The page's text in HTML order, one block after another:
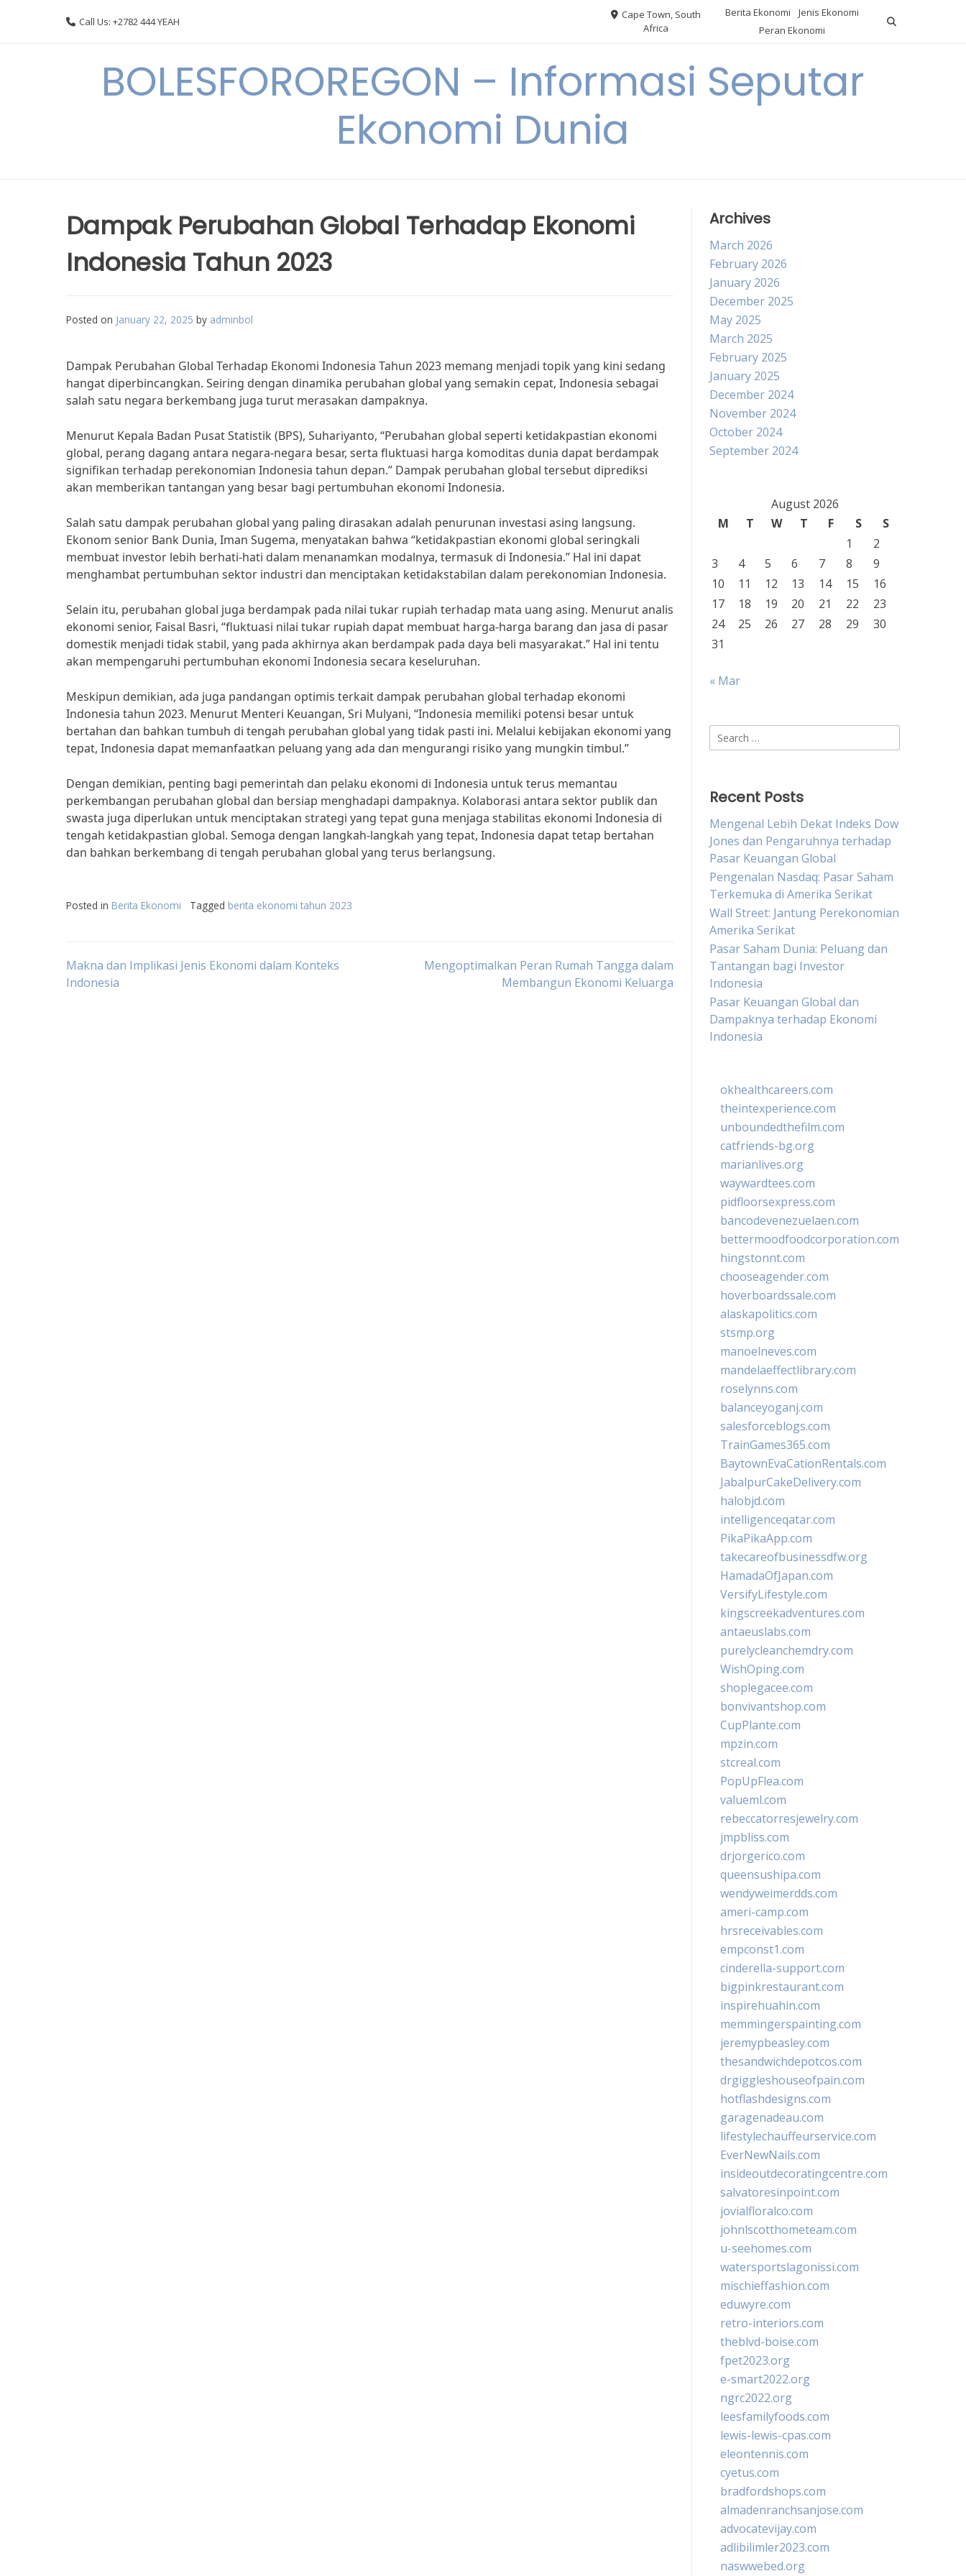
Call Us: +2782 444 YEAH
Cape Town, South
Africa
Berita Ekonomi
Jenis Ekonomi
Peran Ekonomi
BOLESFOROREGON – Informasi Seputar
Ekonomi Dunia
Dampak Perubahan Global Terhadap Ekonomi
Indonesia Tahun 2023
Posted on January 22, 2025 by adminbol
Dampak Perubahan Global Terhadap Ekonomi Indonesia Tahun 2023 memang menjadi topik yang kini sedang
hangat diperbincangkan. Seiring dengan dinamika perubahan global yang semakin cepat, Indonesia sebagai
salah satu negara berkembang juga turut merasakan dampaknya.
Menurut Kepala Badan Pusat Statistik (BPS), Suhariyanto, “Perubahan global seperti ketidakpastian ekonomi
global, perang dagang antara negara-negara besar, serta fluktuasi harga komoditas dunia dapat berdampak
signifikan terhadap perekonomian Indonesia tahun depan.” Dampak perubahan global tersebut diprediksi
akan memberikan tantangan yang besar bagi pertumbuhan ekonomi Indonesia.
Salah satu dampak perubahan global yang paling dirasakan adalah penurunan investasi asing langsung.
Ekonom senior Bank Dunia, Iman Sugema, menyatakan bahwa “ketidakpastian ekonomi global seringkali
membuat investor lebih berhati-hati dalam menanamkan modalnya, termasuk di Indonesia.” Hal ini dapat
menghambat pertumbuhan sektor industri dan menciptakan ketidakstabilan dalam perekonomian Indonesia.
Selain itu, perubahan global juga berdampak pada nilai tukar rupiah terhadap mata uang asing. Menurut analis
ekonomi senior, Faisal Basri, “fluktuasi nilai tukar rupiah dapat membuat harga-harga barang dan jasa di pasar
domestik menjadi tidak stabil, yang pada akhirnya akan berdampak pada daya beli masyarakat.” Hal ini tentu
akan mempengaruhi pertumbuhan ekonomi Indonesia secara keseluruhan.
Meskipun demikian, ada juga pandangan optimis terkait dampak perubahan global terhadap ekonomi
Indonesia tahun 2023. Menurut Menteri Keuangan, Sri Mulyani, “Indonesia memiliki potensi besar untuk
bertahan dan bahkan tumbuh di tengah perubahan global yang tidak pasti ini. Melalui kebijakan ekonomi yang
tepat, Indonesia dapat memanfaatkan peluang yang ada dan mengurangi risiko yang mungkin timbul.”
Dengan demikian, penting bagi pemerintah dan pelaku ekonomi di Indonesia untuk terus memantau
perkembangan perubahan global dan bersiap menghadapi dampaknya. Kolaborasi antara sektor publik dan
swasta juga diperlukan untuk menciptakan strategi yang tepat guna menjaga stabilitas ekonomi Indonesia di
tengah ketidakpastian global. Semoga dengan langkah-langkah yang tepat, Indonesia dapat tetap bertahan
dan bahkan berkembang di tengah perubahan global yang terus berlangsung.
Posted in Berita Ekonomi Tagged berita ekonomi tahun 2023
Post
Makna dan Implikasi Jenis Ekonomi dalam Konteks
Indonesia
Mengoptimalkan Peran Rumah Tangga dalam
Membangun Ekonomi Keluarga
Archives
March 2026
February 2026
January 2026
December 2025
May 2025
March 2025
February 2025
January 2025
December 2024
November 2024
October 2024
September 2024
August 2026
M
T W T F S
S
1
2
3
4 5 6 7 8
9
10
11 12 13 14 15
16
17
18 19 20 21 22
23
24
25 26 27 28 29
30
31
« Mar
Search
for:
Recent Posts
Mengenal Lebih Dekat Indeks Dow
Jones dan Pengaruhnya terhadap
Pasar Keuangan Global
Pengenalan Nasdaq: Pasar Saham
Terkemuka di Amerika Serikat
Wall Street: Jantung Perekonomian
Amerika Serikat
Pasar Saham Dunia: Peluang dan
Tantangan bagi Investor
Indonesia
Pasar Keuangan Global dan
Dampaknya terhadap Ekonomi
Indonesia
okhealthcareers.com
theintexperience.com
unboundedthefilm.com
catfriends-bg.org
marianlives.org
waywardtees.com
pidfloorsexpress.com
bancodevenezuelaen.com
bettermoodfoodcorporation.com
hingstonnt.com
chooseagender.com
hoverboardssale.com
alaskapolitics.com
stsmp.org
manoelneves.com
mandelaeffectlibrary.com
roselynns.com
balanceyoganj.com
salesforceblogs.com
TrainGames365.com
BaytownEvaCationRentals.com
JabalpurCakeDelivery.com
halobjd.com
intelligenceqatar.com
PikaPikaApp.com
takecareofbusinessdfw.org
HamadaOfJapan.com
VersifyLifestyle.com
kingscreekadventures.com
antaeuslabs.com
purelycleanchemdry.com
WishOping.com
shoplegacee.com
bonvivantshop.com
CupPlante.com
mpzin.com
stcreal.com
PopUpFlea.com
valueml.com
rebeccatorresjewelry.com
jmpbliss.com
drjorgerico.com
queensushipa.com
wendyweimerdds.com
ameri-camp.com
hrsreceivables.com
empconst1.com
cinderella-support.com
bigpinkrestaurant.com
inspirehuahin.com
memmingerspainting.com
jeremypbeasley.com
thesandwichdepotcos.com
drgiggleshouseofpain.com
hotflashdesigns.com
garagenadeau.com
lifestylechauffeurservice.com
EverNewNails.com
insideoutdecoratingcentre.com
salvatoresinpoint.com
jovialfloralco.com
johnlscotthometeam.com
u-seehomes.com
watersportslagonissi.com
mischieffashion.com
eduwyre.com
retro-interiors.com
theblvd-boise.com
fpet2023.org
e-smart2022.org
ngrc2022.org
leesfamilyfoods.com
lewis-lewis-cpas.com
eleontennis.com
cyetus.com
bradfordshops.com
almadenranchsanjose.com
advocatevijay.com
adlibilimler2023.com
naswwebed.org